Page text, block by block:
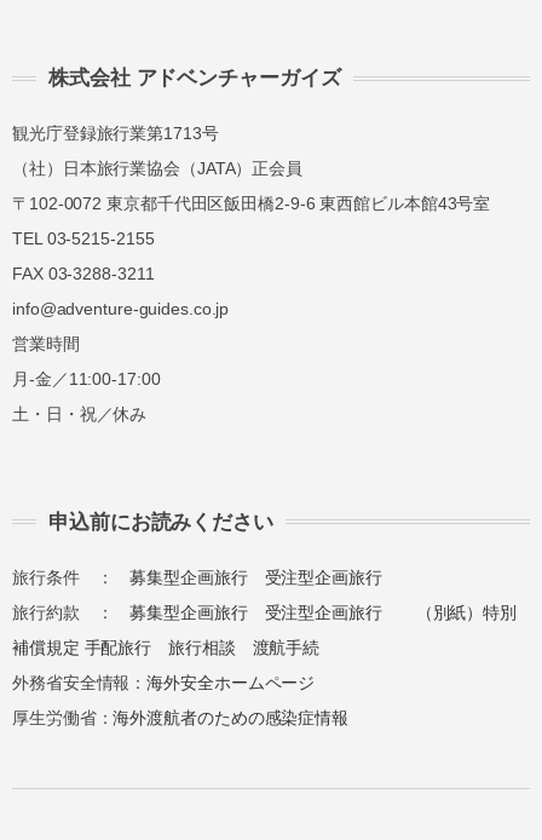
株式会社 アドベンチャーガイズ
観光庁登録旅行業第1713号
（社）日本旅行業協会（JATA）正会員
〒102-0072 東京都千代田区飯田橋2-9-6 東西館ビル本館43号室
TEL 03-5215-2155
FAX 03-3288-3211
info@adventure-guides.co.jp
営業時間
月-金／11:00-17:00
土・日・祝／休み
申込前にお読みください
旅行条件 ：募集型企画旅行
受注型企画旅行
旅行約款 ：募集型企画旅行 受注型企画旅行
（別紙）特別
補償規定 手配旅行 旅行相談
渡航手続
外務省安全情報：海外安全ホームページ
厚生労働省：海外渡航者のための感染症情報